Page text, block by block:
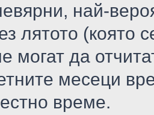
най-
лятото (която
могат да
месеци
време.